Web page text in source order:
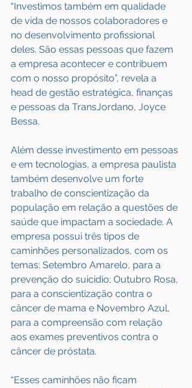
“Investimos também em qualidade
de vida de nossos colaboradores e
no desenvolvimento profissional
deles. São essas pessoas que fazem
a empresa acontecer e contribuem
com o nosso propósito”, revela a
head de gestão estratégica, finanças
e pessoas da TransJordano, Joyce
Bessa.
Além desse investimento em pessoas
e em tecnologias, a empresa paulista
também desenvolve um forte
trabalho de conscientização da
população em relação a questões de
saúde que impactam a sociedade. A
empresa possui três tipos de
caminhões personalizados, com os
temas: Setembro Amarelo, para a
prevenção do suicídio; Outubro Rosa,
para a conscientização contra o
câncer de mama e Novembro Azul,
para a compreensão com relação
aos exames preventivos contra o
câncer de próstata.
“Esses caminhões não ficam